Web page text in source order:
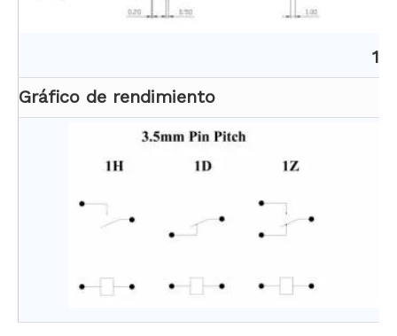
1C
Gráfico de rendimiento